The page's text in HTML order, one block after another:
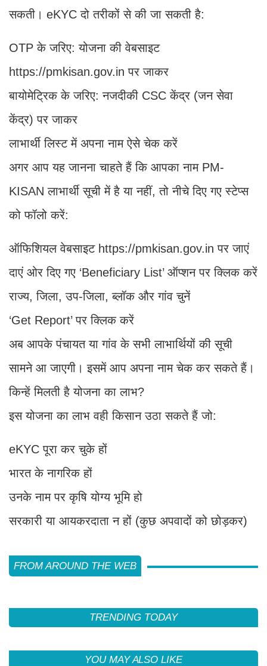
सकती। eKYC दो तरीकों से की जा सकती है:
OTP के जरिए: योजना की वेबसाइट
https://pmkisan.gov.in पर जाकर
बायोमेट्रिक के जरिए: नजदीकी CSC केंद्र (जन सेवा
केंद्र) पर जाकर
लाभार्थी लिस्ट में अपना नाम ऐसे चेक करें
अगर आप यह जानना चाहते हैं कि आपका नाम PM-
KISAN लाभार्थी सूची में है या नहीं, तो नीचे दिए गए स्टेप्स
को फॉलो करें:
ऑफिशियल वेबसाइट https://pmkisan.gov.in पर जाएं
दाएं ओर दिए गए ‘Beneficiary List’ ऑप्शन पर क्लिक करें
राज्य, जिला, उप-जिला, ब्लॉक और गांव चुनें
‘Get Report’ पर क्लिक करें
अब आपके पंचायत या गांव के सभी लाभार्थियों की सूची
सामने आ जाएगी। इसमें आप अपना नाम चेक कर सकते हैं।
किन्हें मिलती है योजना का लाभ?
इस योजना का लाभ वही किसान उठा सकते हैं जो:
eKYC पूरा कर चुके हों
भारत के नागरिक हों
उनके नाम पर कृषि योग्य भूमि हो
सरकारी या आयकरदाता न हों (कुछ अपवादों को छोड़कर)
FROM AROUND THE WEB
TRENDING TODAY
YOU MAY ALSO LIKE